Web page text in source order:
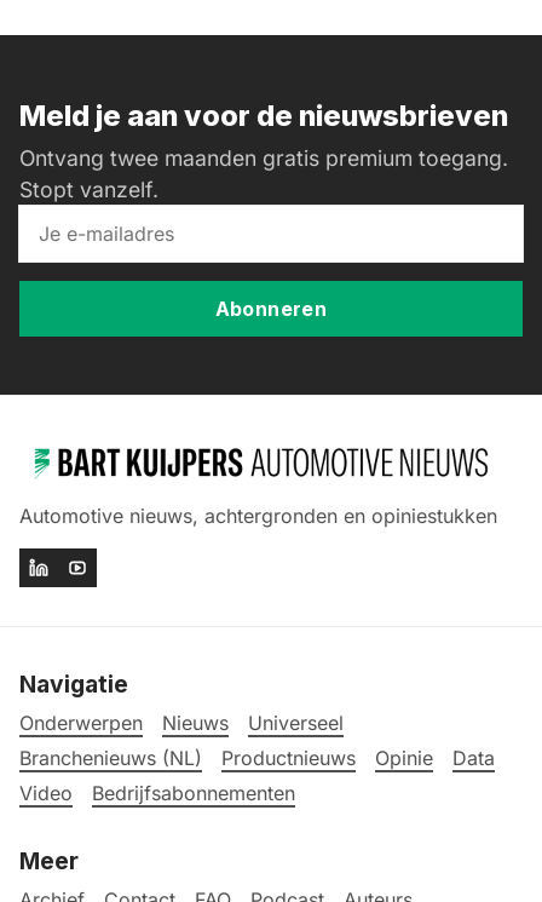
Meld je aan voor de nieuwsbrieven
Ontvang twee maanden gratis premium toegang.
Stopt vanzelf.
Abonneren
Automotive nieuws, achtergronden en opiniestukken
Navigatie
Onderwerpen Nieuws
Universeel
Branchenieuws (NL)
Productnieuws Opinie
Data
Video
Bedrijfsabonnementen
Meer